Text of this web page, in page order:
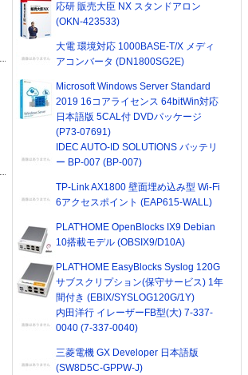
応研 販売大臣 NX スタンドアロン
(OKN-423533)
大電 環境対応 1000BASE-T/X メディ
アコンバータ (DN1800SG2E)
Microsoft Windows Server Standard
2019 16コアライセンス 64bitWin対応
日本語版 5CAL付 DVDパッケージ
(P73-07691)
IDEC AUTO-ID SOLUTIONS バッテリ
ー BP-007 (BP-007)
TP-Link AX1800 壁面埋め込み型 Wi-Fi
6アクセスポイント (EAP615-WALL)
PLAT'HOME OpenBlocks IX9 Debian
10搭載モデル (OBSIX9/D10A)
PLAT'HOME EasyBlocks Syslog 120G
サブスクリプション(保守サービス) 1年
間付き (EBIX/SYSLOG120G/1Y)
内田洋行 イレーザーFB型(大) 7-337-
0040 (7-337-0040)
三菱電機 GX Developer 日本語版
(SW8D5C-GPPW-J)